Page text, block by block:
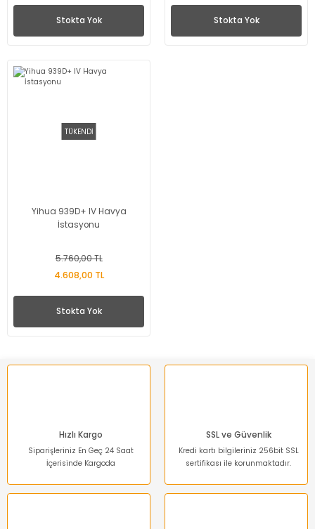
Stokta Yok Stokta Yok
TÜKENDİ
Yihua 939D+ IV Havya
İstasyonu
5.760,00 TL
4.608,00 TL
Stokta Yok
Hızlı Kargo
Siparişleriniz En Geç 24 Saat
İçerisinde Kargoda
SSL ve Güvenlik
Kredi kartı bilgileriniz 256bit SSL
sertifikası ile korunmaktadır.